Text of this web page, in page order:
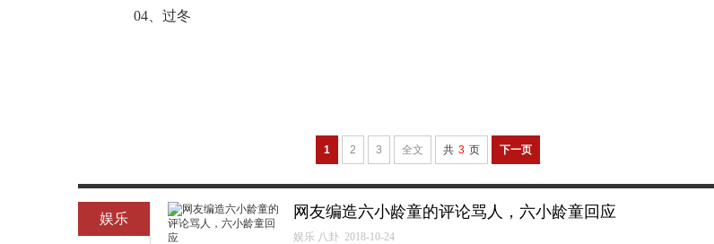
04、过冬
1 2 3 全文 共 3 页 下一页
娱乐 网友编造六小龄童的评论骂人，六小龄童回应
娱乐 八卦 2018-10-24